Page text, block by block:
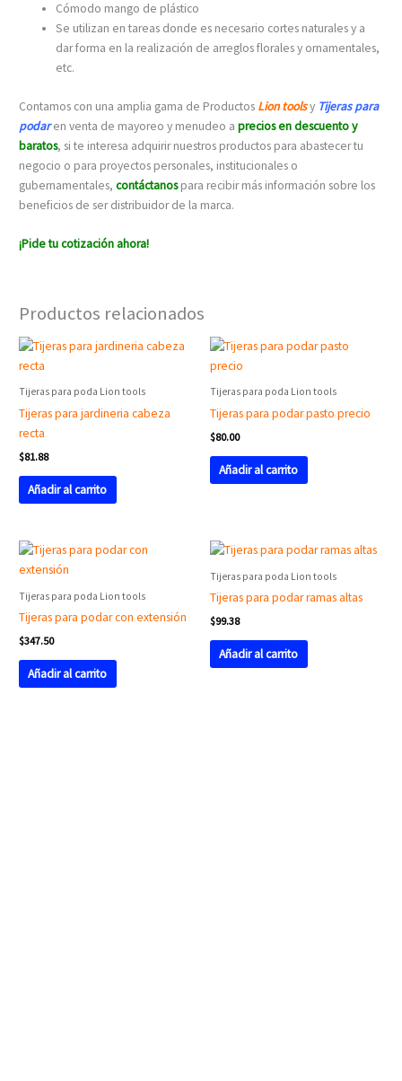
Cómodo mango de plástico
Se utilizan en tareas donde es necesario cortes naturales y a
dar forma en la realización de arreglos florales y ornamentales,
etc.
Contamos con una amplia gama de Productos Lion toolsy Tijeras para
podar en venta de mayoreo y menudeo aprecios en descuento y
baratos, si te interesa adquirir nuestros productos para abastecer tu
negocio o para proyectos personales, institucionales o
gubernamentales, contáctanospara recibir más información sobre los
beneficios de ser distribuidor de la marca.
¡Pide tu cotización ahora!
Productos relacionados
Tijeras para poda Lion tools
Tijeras para jardineria cabeza
recta
$81.88
Añadir al carrito
Tijeras para poda Lion tools
Tijeras para podar pasto precio
$80.00
Añadir al carrito
Tijeras para poda Lion tools
Tijeras para podar con extensión
$347.50
Añadir al carrito
Tijeras para poda Lion tools
Tijeras para podar ramas altas
$99.38
Añadir al carrito